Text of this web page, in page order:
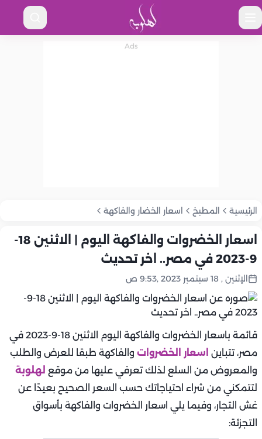
الرئيسية المطبخ اسعار الخضار والفاكهة
اسعار الخضروات والفاكهة اليوم | الاثنين 18-
9-2023 في مصر.. اخر تحديث
الإثنين , 18 سبتمبر 2023 ,9:53 ص
قائمة باسعار الخضروات والفاكهة اليوم الاثنين 18-9-2023 في
مصر، تتباين اسعار الخضروات والفاكهة طبقا للعرض والطلب
والمعروض من السلع لذلك تعرفي عليها من موقع لهلوبة
لتتمكني من شراء احتياجاتك حسب السعر الصحيح بعيدًا عن
غش التجار، وفيما يلي اسعار الخضروات والفاكهة بأسواق
التجزئة: